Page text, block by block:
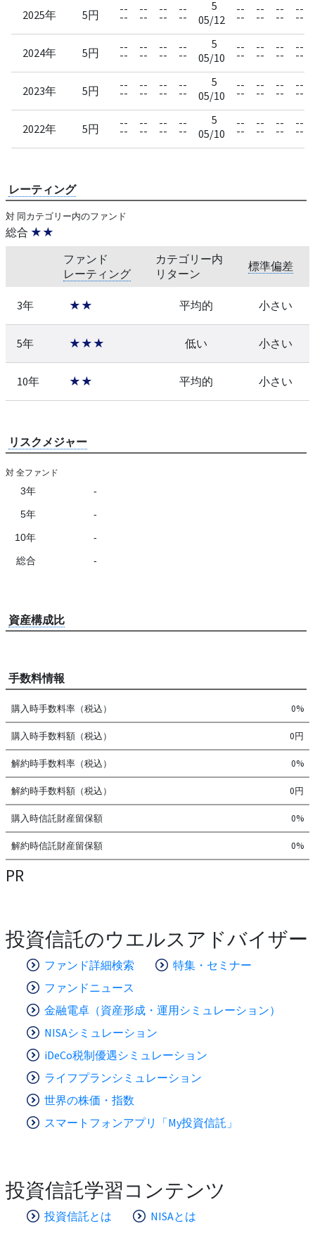
2025年 5円 --
--
--
--
--
--
--
--
5
05/12
--
--
--
--
--
--
--
--
2024年 5円 --
--
--
--
--
--
--
--
5
05/10
--
--
--
--
--
--
--
--
2023年 5円 --
--
--
--
--
--
--
--
5
05/10
--
--
--
--
--
--
--
--
2022年 5円 --
--
--
--
--
--
--
--
5
05/10
--
--
--
--
--
--
--
--
レーティング
対 同カテゴリー内のファンド
総合 ★★
ファンド
レーティング
カテゴリー内
リターン
標準偏差
3年 ★★ 平均的 小さい
5年 ★★★ 低い 小さい
10年 ★★ 平均的 小さい
リスクメジャー
対 全ファンド
3年 -
5年 -
10年 -
総合 -
資産構成比
手数料情報
購入時手数料率（税込） 0%
購入時手数料額（税込） 0円
解約時手数料率（税込） 0%
解約時手数料額（税込） 0円
購入時信託財産留保額 0%
解約時信託財産留保額 0%
PR
投資信託のウエルスアドバイザー
ファンド詳細検索
特集・セミナー
ファンドニュース
金融電卓（資産形成・運用シミュレーション）
NISAシミュレーション
iDeCo税制優遇シミュレーション
ライフプランシミュレーション
世界の株価・指数
スマートフォンアプリ「My投資信託」
投資信託学習コンテンツ
投資信託とは NISAとは